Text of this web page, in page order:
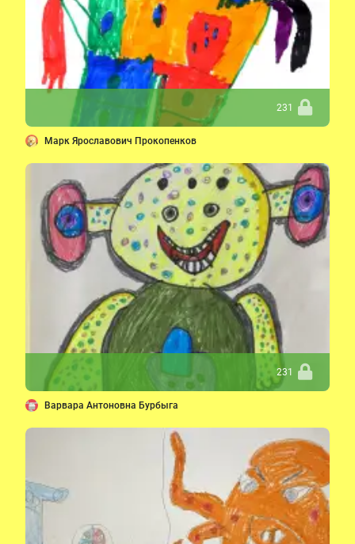
231
Марк Ярославович Прокопенков
231
Варвара Антоновна Бурбыга